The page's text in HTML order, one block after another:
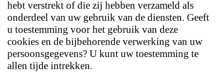
hebt verstrekt of die zij hebben verzameld als
onderdeel van uw gebruik van de diensten. Geeft
u toestemming voor het gebruik van deze
cookies en de bijbehorende verwerking van uw
persoonsgegevens? U kunt uw toestemming te
allen tijde intrekken.